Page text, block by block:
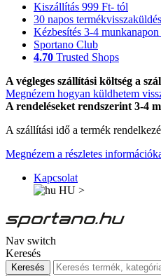
Kiszállítás 999 Ft- tól
30 napos termékvisszaküldés
Kézbesítés 3-4
Sportano Club
4.70 Trusted Shops
A végleges szállítási költség a
Megnézem hogyan küldhetem
A rendeléseket rendszerint 3-4
A szállítási idő a termék
Megnézem a részletes
Kapcsolat
HU >
Nav switch
Keresés
Keresés